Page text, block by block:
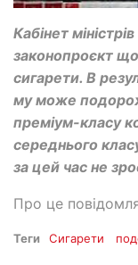
Кабінет
законопроєкт
сигарети. В
му може
преміум-класу
середнього
за цей час не
Про це
Теги Сигарети